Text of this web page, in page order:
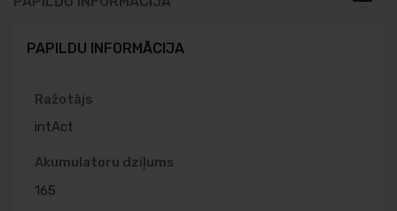
PAPILDU INFORMĀCIJA
Ražotājs
intAct
Akumulatoru dziļums
165